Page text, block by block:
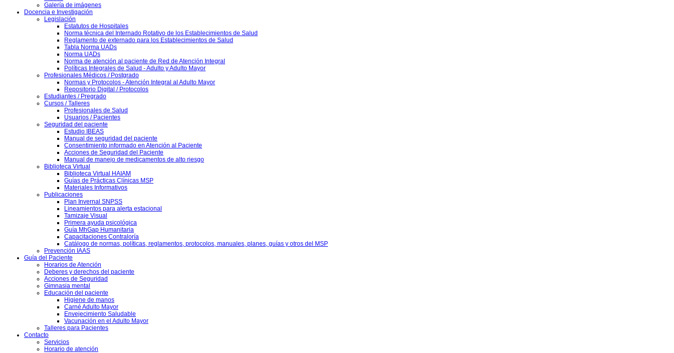
Galería de imágenes
Docencia e Investigación
Legislación
Estatutos de Hospitales
Norma técnica del Internado Rotativo de los Establecimientos de Salud
Reglamento de externado para los Establecimientos de Salud
Tabla Norma UADs
Norma UADs
Norma de atención al paciente de Red de Atención Integral
Políticas Integrales de Salud - Adulto y Adulto Mayor
Profesionales Médicos / Postgrado
Normas y Protocolos - Atención Integral al Adulto Mayor
Repositorio Digital / Protocolos
Estudiantes / Pregrado
Cursos / Talleres
Profesionales de Salud
Usuarios / Pacientes
Seguridad del paciente
Estudio IBEAS
Manual de seguridad del paciente
Consentimiento informado en Atención al Paciente
Acciones de Seguridad del Paciente
Manual de manejo de medicamentos de alto riesgo
Biblioteca Virtual
Biblioteca Virtual HAIAM
Guías de Prácticas Clínicas MSP
Materiales Informativos
Publicaciones
Plan Invernal SNPSS
Lineamientos para alerta estacional
Tamizaje Visual
Primera ayuda psicológica
Guía MhGap Humanitaria
Capacitaciones Contraloría
Catálogo de normas, políticas, reglamentos, protocolos, manuales, planes, guías y otros del MSP
Prevención IAAS
Guía del Paciente
Horarios de Atención
Deberes y derechos del paciente
Acciones de Seguridad
Gimnasia mental
Educación del paciente
Higiene de manos
Carné Adulto Mayor
Envejecimiento Saludable
Vacunación en el Adulto Mayor
Talleres para Pacientes
Contacto
Servicios
Horario de atención